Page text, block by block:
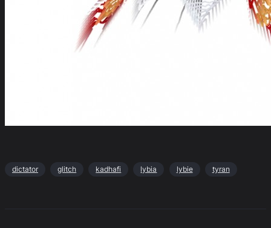
dictator glitch kadhafi lybia lybie tyran